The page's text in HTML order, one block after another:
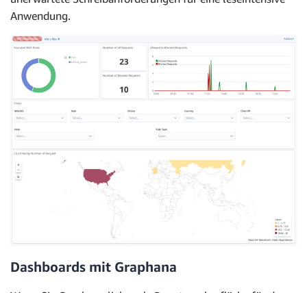
Anwendung.
Dashboards mit Graphana